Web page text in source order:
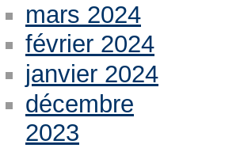
mars 2024
février 2024
janvier 2024
décembre
2023